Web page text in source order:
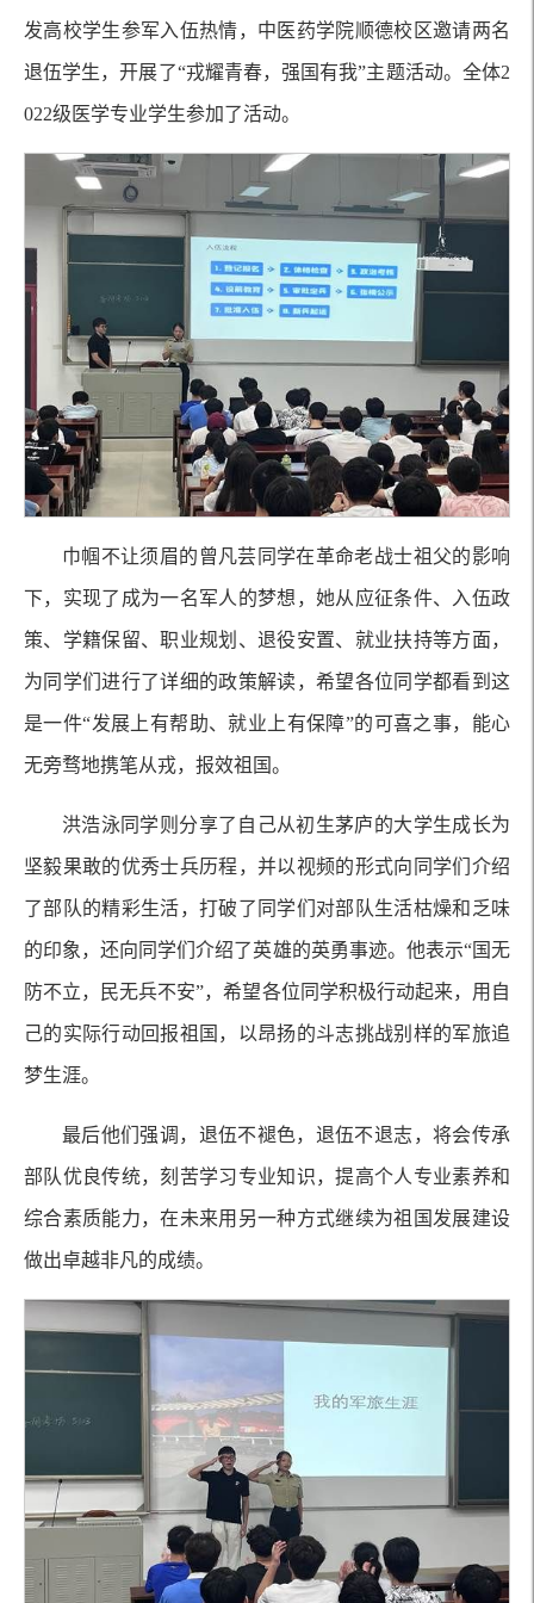
发高校学生参军入伍热情，中医药学院顺德校区邀请两名
退伍学生，开展了“戎耀青春，强国有我”主题活动。全体2
022级医学专业学生参加了活动。
巾帼不让须眉的曾凡芸同学在革命老战士祖父的影响
下，实现了成为一名军人的梦想，她从应征条件、入伍政
策、学籍保留、职业规划、退役安置、就业扶持等方面，
为同学们进行了详细的政策解读，希望各位同学都看到这
是一件“发展上有帮助、就业上有保障”的可喜之事，能心
无旁骛地携笔从戎，报效祖国。
洪浩泳同学则分享了自己从初生茅庐的大学生成长为
坚毅果敢的优秀士兵历程，并以视频的形式向同学们介绍
了部队的精彩生活，打破了同学们对部队生活枯燥和乏味
的印象，还向同学们介绍了英雄的英勇事迹。他表示“国无
防不立，民无兵不安”，希望各位同学积极行动起来，用自
己的实际行动回报祖国，以昂扬的斗志挑战别样的军旅追
梦生涯。
最后他们强调，退伍不褪色，退伍不退志，将会传承
部队优良传统，刻苦学习专业知识，提高个人专业素养和
综合素质能力，在未来用另一种方式继续为祖国发展建设
做出卓越非凡的成绩。